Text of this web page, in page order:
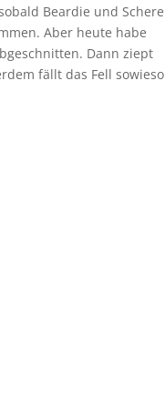
Beardie und Schere
Aber heute habe
Dann ziept
fällt das Fell sowieso